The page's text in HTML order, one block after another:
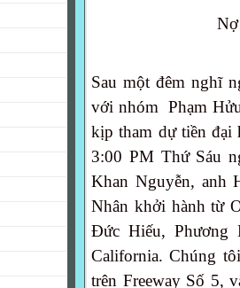
Sau một đêm nghĩ
với nhóm Phạm
kịp tham dự tiền đại
3:00 PM Thứ Sáu
Khan Nguyễn, anh
Nhân khởi hành từ
Đức Hiếu,
California. Chúng
trên Freeway Số 5,